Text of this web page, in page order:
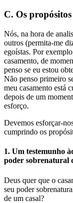
C. Os
Nós, na hora de
outros (permita-me
egoístas. Por
casamento, de
penso se eu estou
Não penso primeiro
meu casamento está
depois de um
esforço.
Devemos esforçar-
cumprindo os
1. Um testemunho
poder sobrenatural
Deus quer que o
seu poder
de um casal?